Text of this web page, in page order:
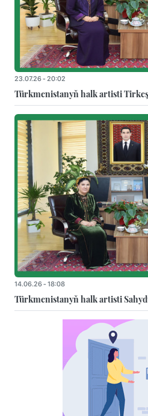
23.07.26 - 20:02
Türkmenistanyň halk artisti
14.06.26 - 18:08
Türkmenistanyň halk artisti